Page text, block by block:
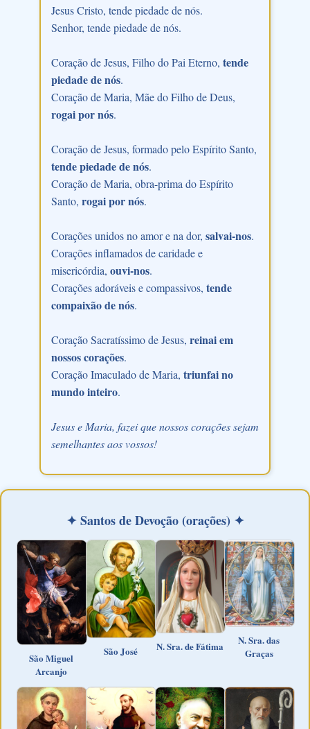
Jesus Cristo, tende piedade de nós.
Senhor, tende piedade de nós.
Coração de Jesus, Filho do Pai Eterno, tende
piedade de nós.
Coração de Maria, Mãe do Filho de Deus,
rogai por nós.
Coração de Jesus, formado pelo Espírito Santo,
tende piedade de nós.
Coração de Maria, obra-prima do Espírito
Santo, rogai por nós.
Corações unidos no amor e na dor, salvai-nos.
Corações inflamados de caridade e
misericórdia, ouvi-nos.
Corações adoráveis e compassivos, tende
compaixão de nós.
Coração Sacratíssimo de Jesus, reinai em
nossos corações.
Coração Imaculado de Maria, triunfai no
mundo inteiro.
Jesus e Maria, fazei que nossos corações sejam
semelhantes aos vossos!
✦ Santos de Devoção (orações) ✦
São Miguel
Arcanjo
São José N. Sra. de Fátima
N. Sra. das
Graças